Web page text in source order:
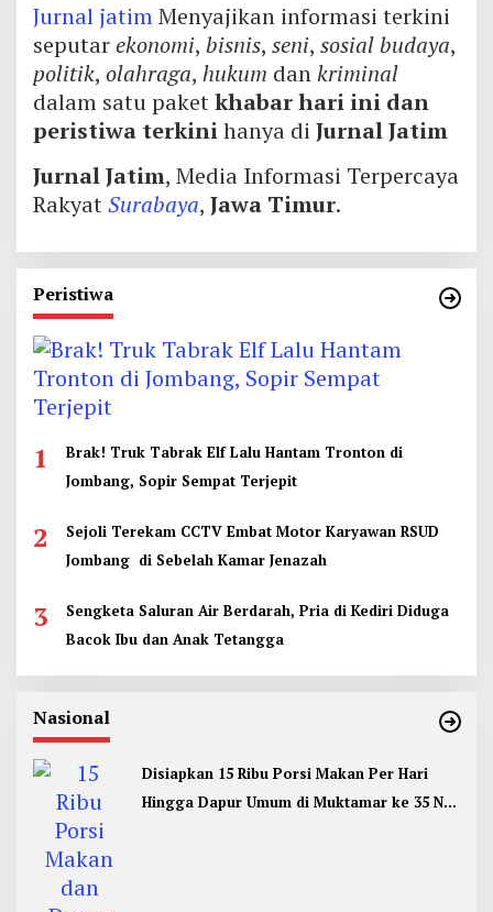
Jurnal jatimMenyajikan informasi terkini
seputarekonomi, bisnis, seni, sosial budaya,
politik, olahraga, hukum dankriminal
dalam satu paketkhabar hari ini dan
peristiwa terkinihanya di Jurnal Jatim
Jurnal Jatim, Media Informasi Terpercaya
RakyatSurabaya, Jawa Timur.
Peristiwa
1
Brak! Truk Tabrak Elf Lalu Hantam Tronton di
Jombang, Sopir Sempat Terjepit
2
Sejoli Terekam CCTV Embat Motor Karyawan RSUD
Jombang di Sebelah Kamar Jenazah
3
Sengketa Saluran Air Berdarah, Pria di Kediri Diduga
Bacok Ibu dan Anak Tetangga
Nasional
Disiapkan 15 Ribu Porsi Makan Per Hari
Hingga Dapur Umum di Muktamar ke 35 NU